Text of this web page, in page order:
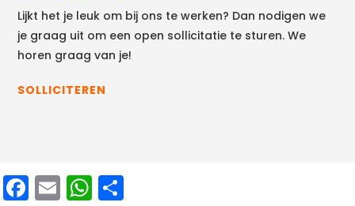
Lijkt het je leuk om bij ons te werken? Dan nodigen we
je graag uit om een open sollicitatie te sturen. We
horen graag van je!
SOLLICITEREN
Facebook
EmailWhatsApp